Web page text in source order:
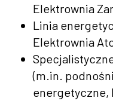
Elektrownia
Linia
Elektrownia
(m.in.
energetyczne,